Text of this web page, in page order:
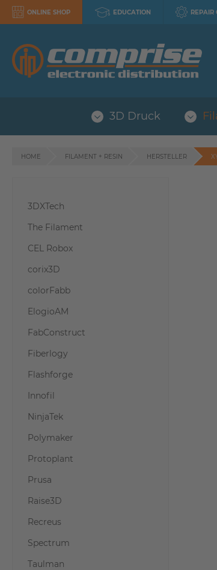
ONLINE SHOP EDUCATION REPAIR
3D Druck
HOME FILAMENT + RESIN HERSTELLER
CEL Robox
corix3D
FabConstruct
Innofil
Polymaker
ElogioAM
Flashforge
NinjaTek
Recreus
Raise3D
Protoplant
3DXTech
Taulman
Spectrum
colorFabb
The Filament
Fiberlogy
Prusa